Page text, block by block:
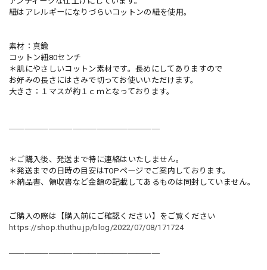
紐はアレルギーになりづらいコットンの紐を使用。
素材：真鍮
コットン紐80センチ
＊肌にやさしいコットン素材です。長めにしてありますので
お好みの長さにはさみで切ってお使いいただけます。
大きさ：１マスが約１ｃｍとなっております。
＊ご購入後、発送まで特に連絡はいたしません。
＊発送までの日時の目安はTOPページでご案内しております。
＊納品書、領収書など金額の記載してあるものは同封していません。
ご購入の際は【購入前にご確認ください】をご覧ください
https://shop.thuthu.jp/blog/2022/07/08/171724